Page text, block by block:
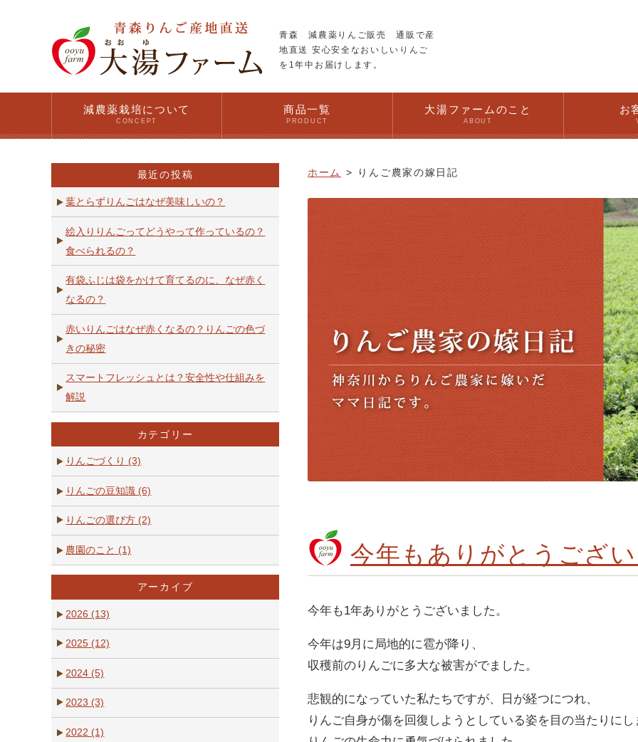
青森 減農薬りんご販売 通販で産
地直送 安心安全なおいしいりんご
を1年中お届けします。
減農薬栽培について
CONCEPT
商品一覧
PRODUCT
大湯ファームのこと
ABOUT
お
ホーム りんご農家の嫁日記
今年もありがとうござ
今年も1年ありがとうございました。
今年は9月に局地的に雹が降り、
収穫前のりんごに多大な被害がでました。
悲観的になっていた私たちですが、日が経つにつれ、
りんご自身が傷を回復しようとしている姿を目の当たりにし
最近の投稿
葉とらずりんごはなぜ美味しいの？
絵入りりんごってどうやって作っているの？
食べられるの？
有袋ふじは袋をかけて育てるのに、なぜ赤く
なるの？
赤いりんごはなぜ赤くなるの？りんごの色づ
きの秘密
スマートフレッシュとは？安全性や仕組みを
解説
カテゴリー
りんごづくり (3)
りんごの豆知識 (6)
りんごの選び方 (2)
農園のこと (1)
アーカイブ
2026 (13)
2025 (12)
2024 (5)
2023 (3)
2022 (1)